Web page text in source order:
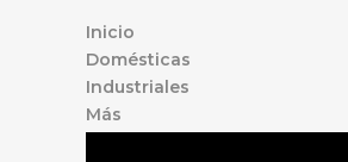
Inicio
Domésticas
Industriales
Más